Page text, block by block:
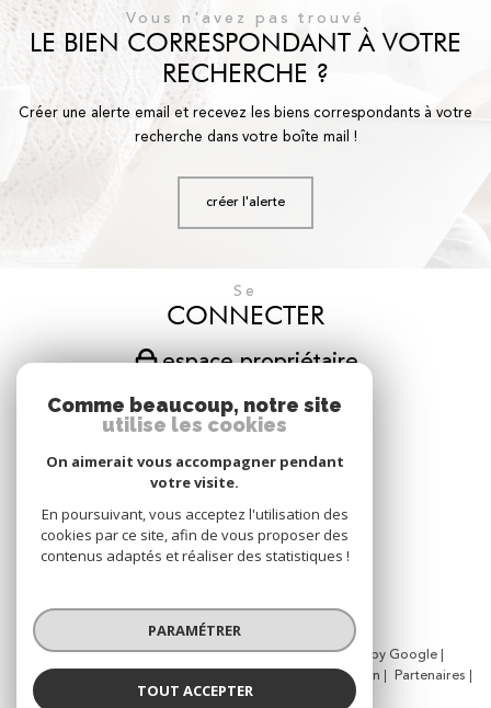
Vous n'avez pas trouvé
LE BIEN CORRESPONDANT À VOTRE
RECHERCHE ?
Créer une alerte email et recevez les biens correspondants à votre
recherche dans votre boîte mail !
créer l'alerte
Se
CONNECTER
espace propriétaire
Nous
SUIVRE
Nous
ADHÉRONS
© 2026 | Tous droits réservés | Traduction powered by Google |
Nos honoraires
Plan du site Mentions légales Admin
Partenaires
Politique RGPD
Comme beaucoup, notre site
utilise les cookies
On aimerait vous accompagner pendant
votre visite.
En poursuivant, vous acceptez l'utilisation des
cookies par ce site, afin de vous proposer des
contenus adaptés et réaliser des statistiques !
PARAMÉTRER
TOUT ACCEPTER